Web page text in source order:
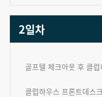
2일차
골프텔 체크아웃 후 클럽
클럽하우스 프론트데스